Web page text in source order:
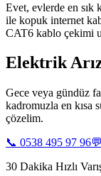
Evet, evlerde en sık
ile kopuk internet
CAT6 kablo çekimi
Elektrik
Gece veya gündüz
kadromuzla en kısa
çözelim.
📞 0538 495 97 96
30 Dakika Hızlı